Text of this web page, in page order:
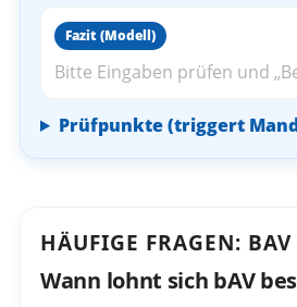
Fazit (Modell)
Bitte Eingaben prüfen und
Prüfpunkte (triggert
HÄUFIGE FRAGEN:
Wann lohnt sich bAV